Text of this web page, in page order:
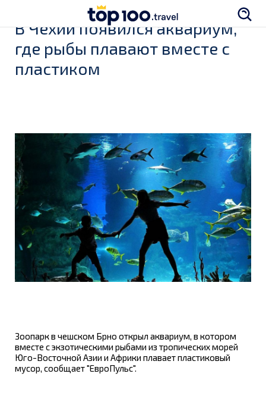
В Чехии появился аквариум,
где рыбы плавают вместе с
пластиком
Зоопарк в чешском Брно открыл аквариум, в котором
вместе с экзотическими рыбами из тропических морей
Юго-Восточной Азии и Африки плавает пластиковый
мусор, сообщает "ЕвроПульс".